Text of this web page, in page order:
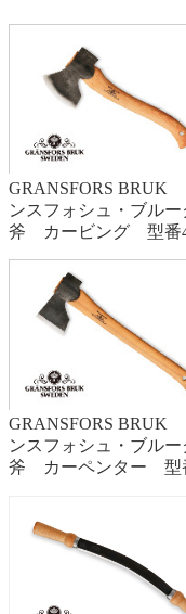
GRANSFORS BRUK
ンスフォシュ・ブルー
斧 カービング 型番
GRANSFORS BRUK
ンスフォシュ・ブルー
斧 カーペンター 型